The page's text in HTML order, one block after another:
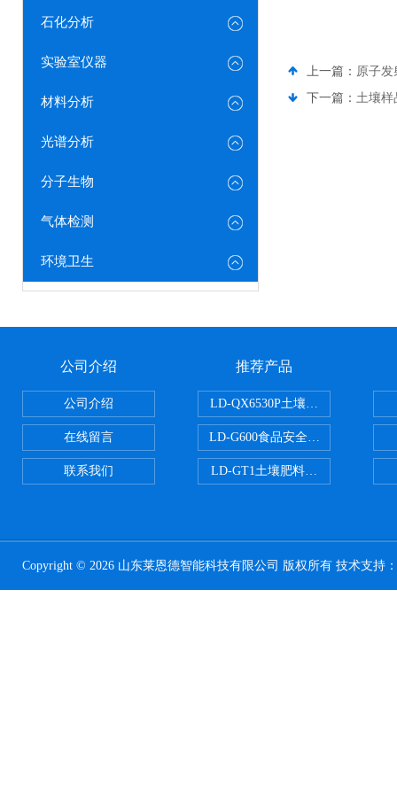
石化分析
实验室仪器
材料分析
光谱分析
分子生物
气体检测
环境卫生
上一篇： 原子发
下一篇： 土壤样
公司介绍
公司介绍
在线留言
联系我们
推荐产品
LD-QX6530P土壤氧化还原电位检
LD-G600食品安全检测仪
LD-GT1土壤肥料养分检测仪
Copyright © 2026 山东莱恩德智能科技有限公司 版权所有 技术支持：